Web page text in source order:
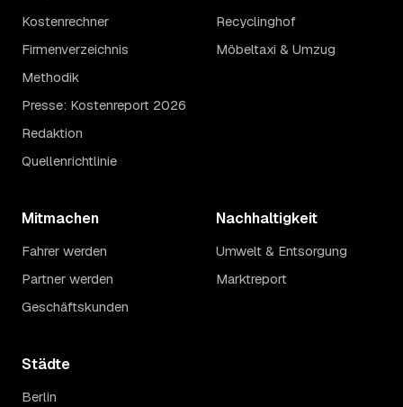
Kostenrechner
Firmenverzeichnis
Methodik
Presse: Kostenreport 2026
Redaktion
Quellenrichtlinie
Recyclinghof
Möbeltaxi & Umzug
Mitmachen
Fahrer werden
Partner werden
Geschäftskunden
Nachhaltigkeit
Umwelt & Entsorgung
Marktreport
Städte
Berlin